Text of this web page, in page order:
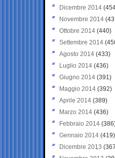
Dicembre 2014
Novembre 2014
Ottobre 2014 (440)
Settembre 2014
Agosto 2014 (433)
Luglio 2014 (436)
Giugno 2014 (391)
Maggio 2014 (392)
Aprile 2014 (389)
Marzo 2014 (436)
Febbraio 2014
Gennaio 2014 (419)
Dicembre 2013